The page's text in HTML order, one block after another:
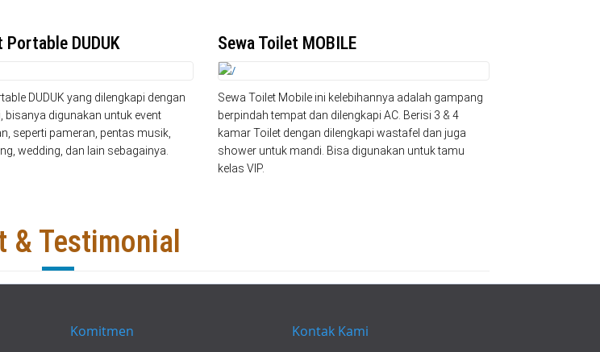
Portable DUDUK
DUDUK yang dilengkapi dengan
bisanya digunakan untuk event
seperti pameran, pentas musik,
wedding, dan lain sebagainya.
Sewa Toilet MOBILE
Sewa Toilet Mobile ini kelebihannya adalah gampang
berpindah tempat dan dilengkapi AC. Berisi 3 & 4
kamar Toilet dengan dilengkapi wastafel dan juga
shower untuk mandi. Bisa digunakan untuk tamu
kelas VIP.
& Testimonial
Komitmen Kontak Kami